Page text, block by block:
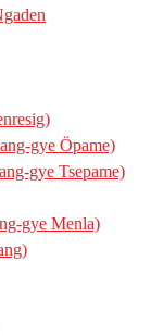
gye Öpame)
gye Tsepame)
gye Menla)